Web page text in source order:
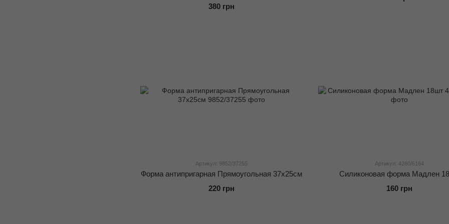
380 грн
Артикул: 9852/37255
Форма антипригарная Прямоугольная 37х25см
220 грн
Артикул: 4280/6164
Силиконовая форма Мадлен
160 грн